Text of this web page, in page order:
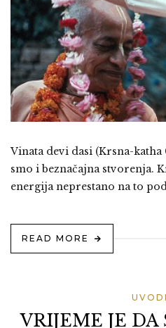
Vinata devi dasi (Krsna-
smo i beznačajna stvorenja.
energija neprestano na to
READ MORE
VRIJEME JE